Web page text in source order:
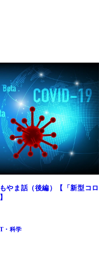
やま話（後編）【「新型コロ
・科学